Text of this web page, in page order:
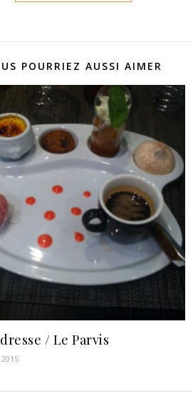
POURRIEZ AUSSI AIMER
/ Le Parvis